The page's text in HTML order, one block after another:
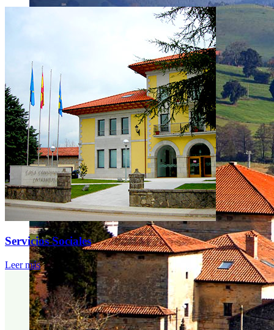
Servicios Sociales
Leer más